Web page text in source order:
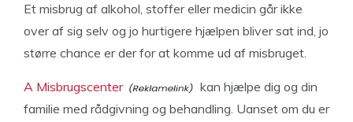
Et misbrug af alkohol, stoffer eller medicin går ikke
over af sig selv og jo hurtigere hjælpen bliver sat ind, jo
større chance er der for at komme ud af misbruget.
A Misbrugscenter
kan hjælpe dig og din
familie med rådgivning og behandling. Uanset om du er